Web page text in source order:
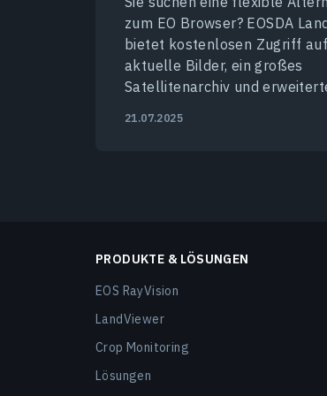
zum EO Browser? EOSDA
bietet kostenlosen Zugriff auf
aktuelle Bilder, ein großes
Satellitenarchiv und
21.07.2025
PRODUKTE & LÖSUNGEN
EOS RayVision
LandViewer
Crop Monitoring
Lösungen